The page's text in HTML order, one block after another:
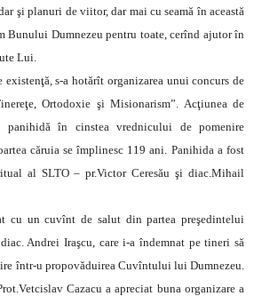
şi planuri de viitor, dar mai cu seamă în această
Bunului Dumnezeu pentru toate, cerînd ajutor în
Lui.
s-a hotărît organizarea unui concurs de
Ortodoxie şi Misionarism”. Acţiunea de
în cinstea vrednicului de pomenire
căruia se împlinesc 119 ani. Panihida a fost
al SLTO – pr.Victor Ceresău şi diac.Mihail
cu un cuvînt de salut din partea preşedintelui
Andrei Iraşcu, care i-a îndemnat pe tineri să
într-u propovăduirea Cuvîntului lui Dumnezeu.
Cazacu a apreciat buna organizare a